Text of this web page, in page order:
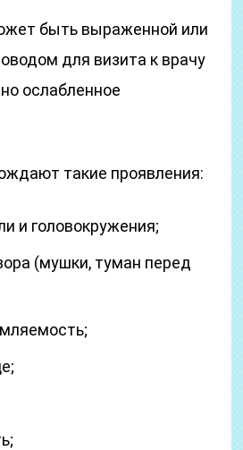
быть выраженной или
для визита к врачу
ослабленное
такие проявления:
и головокружения;
(мушки, туман перед